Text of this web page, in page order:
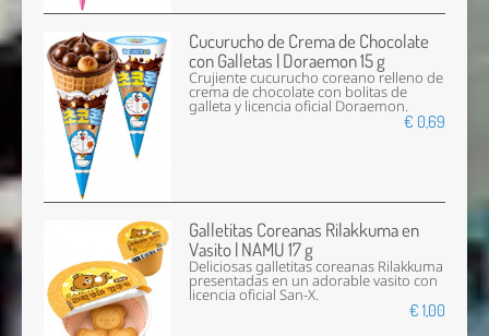
Cucurucho de Crema de Chocolate
con Galletas | Doraemon 15 g
Crujiente cucurucho coreano relleno de
crema de chocolate con bolitas de
galleta y licencia oficial Doraemon.
€ 0,69
Galletitas Coreanas Rilakkuma en
Vasito | NAMU 17 g
Deliciosas galletitas coreanas Rilakkuma
presentadas en un adorable vasito con
licencia oficial San-X.
€ 1,00